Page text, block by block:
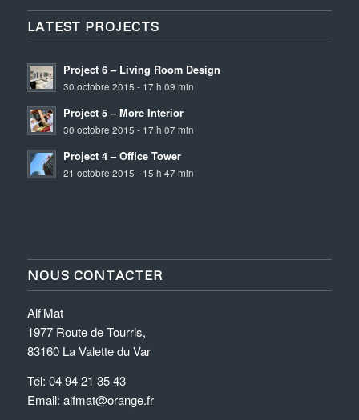
LATEST PROJECTS
Project 6 – Living Room Design
30 octobre 2015 - 17 h 09 min
Project 5 – More Interior
30 octobre 2015 - 17 h 07 min
Project 4 – Office Tower
21 octobre 2015 - 15 h 47 min
NOUS CONTACTER
Alf’Mat
1977 Route de Tourris,
83160 La Valette du Var
Tél: 04 94 21 35 43
Email: alfmat@orange.fr